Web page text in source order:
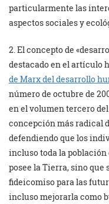
particularmente las
aspectos sociales y
2. El concepto de
destacado en el artículo
de Marx del desarrollo
número de octubre de
en el volumen tercero del
concepción más radical
defendiendo que los
incluso toda la población
posee la Tierra, sino
fideicomiso para las
incluso mejorarla como